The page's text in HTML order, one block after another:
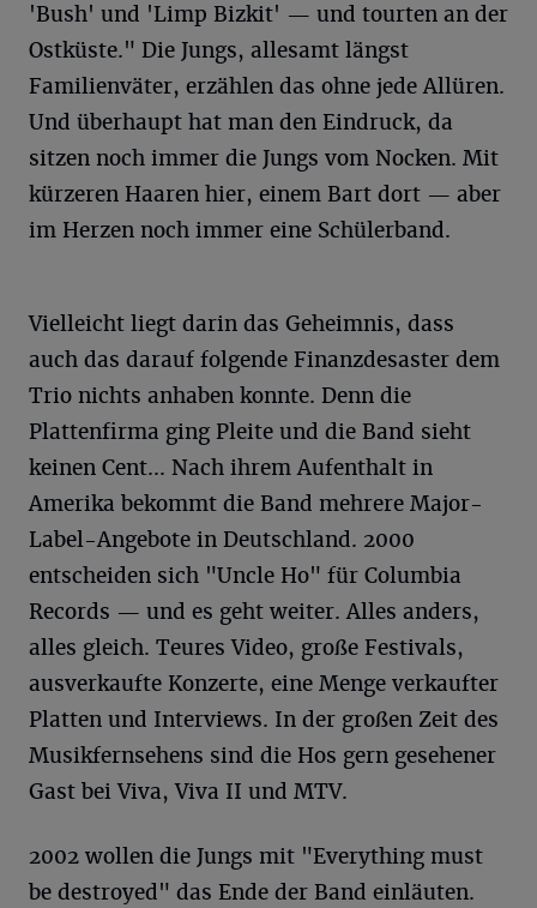
'Bush' und 'Limp Bizkit' — und tourten an der
Ostküste." Die Jungs, allesamt längst
Familienväter, erzählen das ohne jede Allüren.
Und überhaupt hat man den Eindruck, da
sitzen noch immer die Jungs vom Nocken. Mit
kürzeren Haaren hier, einem Bart dort — aber
im Herzen noch immer eine Schülerband.
Vielleicht liegt darin das Geheimnis, dass
auch das darauf folgende Finanzdesaster dem
Trio nichts anhaben konnte. Denn die
Plattenfirma ging Pleite und die Band sieht
keinen Cent... Nach ihrem Aufenthalt in
Amerika bekommt die Band mehrere Major-
Label-Angebote in Deutschland. 2000
entscheiden sich "Uncle Ho" für Columbia
Records — und es geht weiter. Alles anders,
alles gleich. Teures Video, große Festivals,
ausverkaufte Konzerte, eine Menge verkaufter
Platten und Interviews. In der großen Zeit des
Musikfernsehens sind die Hos gern gesehener
Gast bei Viva, Viva II und MTV.
2002 wollen die Jungs mit "Everything must
be destroyed" das Ende der Band einläuten.